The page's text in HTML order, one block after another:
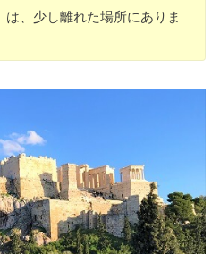
は、少し離れた場所にありま